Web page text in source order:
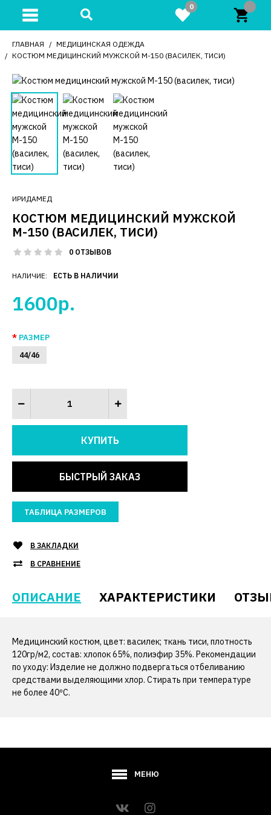
0
ГЛАВНАЯ
МЕДИЦИНСКАЯ ОДЕЖДА
КОСТЮМ МЕДИЦИНСКИЙ МУЖСКОЙ М-150 (ВАСИЛЕК, ТИСИ)
ИРИДАМЕД
КОСТЮМ МЕДИЦИНСКИЙ МУЖСКОЙ
М-150 (ВАСИЛЕК, ТИСИ)
0 ОТЗЫВОВ
НАЛИЧИЕ: ЕСТЬ В НАЛИЧИИ
1600р.
РАЗМЕР
44/46
БЫСТРЫЙ ЗАКАЗ
ТАБЛИЦА РАЗМЕРОВ
В ЗАКЛАДКИ
В СРАВНЕНИЕ
ОПИСАНИЕ ХАРАКТЕРИСТИКИ
Медицинский костюм, цвет: василек; ткань тиси, плотность
120гр/м2, состав: хлопок 65%, полиэфир 35%. Рекомендации
по уходу: Изделие не должно подвергаться отбеливанию
средствами выделяющими хлор. Стирать при температуре
не более 40ºС.
МЕНЮ